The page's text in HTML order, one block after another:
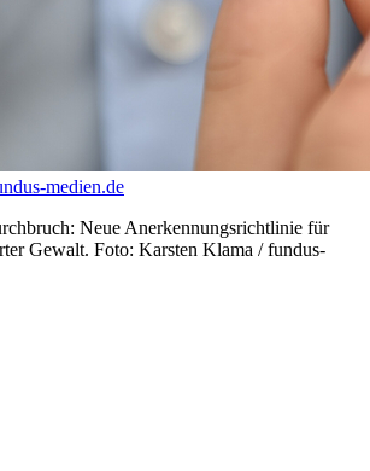
medien.de
Neue Anerkennungsrichtlinie für
Gewalt. Foto: Karsten Klama / fundus-